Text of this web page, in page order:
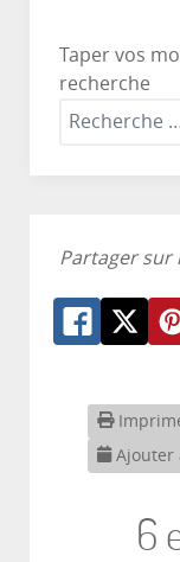
Taper vos
recherche
Partager sur
Ajouter
6